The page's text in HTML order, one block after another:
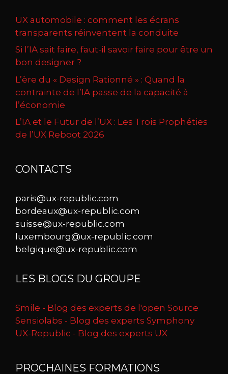
UX automobile : comment les écrans
transparents réinventent la conduite
Si l’IA sait faire, faut-il savoir faire pour être un
bon designer ?
L’ère du « Design Rationné » : Quand la
contrainte de l’IA passe de la capacité à
l’économie
L’IA et le Futur de l’UX : Les Trois Prophéties
de l’UX Reboot 2026
CONTACTS
paris@ux-republic.com
bordeaux@ux-republic.com
suisse@ux-republic.com
luxembourg@ux-republic.com
belgique@ux-republic.com
LES BLOGS DU GROUPE
Smile - Blog des experts de l'open Source
Sensiolabs - Blog des experts Symphony
UX-Republic - Blog des experts UX
PROCHAINES FORMATIONS